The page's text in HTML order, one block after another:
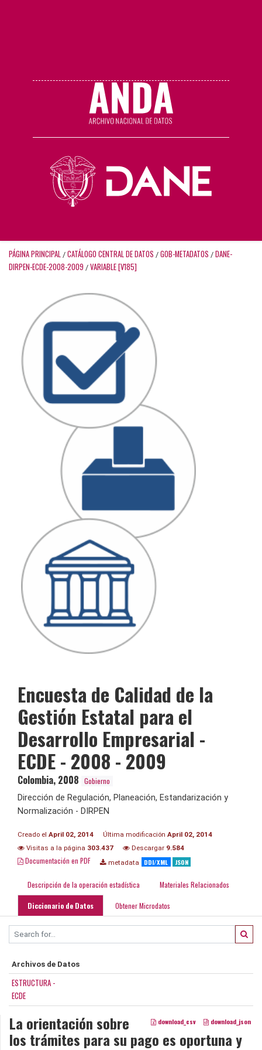
PÁGINA PRINCIPAL / CATÁLOGO CENTRAL DE DATOS / GOB-METADATOS / DANE-
DIRPEN-ECDE-2008-2009 / VARIABLE [V185]
Encuesta de Calidad de la
Gestión Estatal para el
Desarrollo Empresarial -
ECDE - 2008 - 2009
Colombia, 2008 Gobierno
Dirección de Regulación, Planeación, Estandarización y
Normalización - DIRPEN
Creado el April 02, 2014 Última modificación April 02, 2014
Visitas a la página 303.437 Descargar 9.584
Documentación en PDF metadata DDI/XML JSON
Descripción de la operación estadística Materiales Relacionados
Diccionario de Datos Obtener Microdatos
Archivos de Datos
ESTRUCTURA -
ECDE
download_csv download_json
La orientación sobre
los trámites para su pago es oportuna y